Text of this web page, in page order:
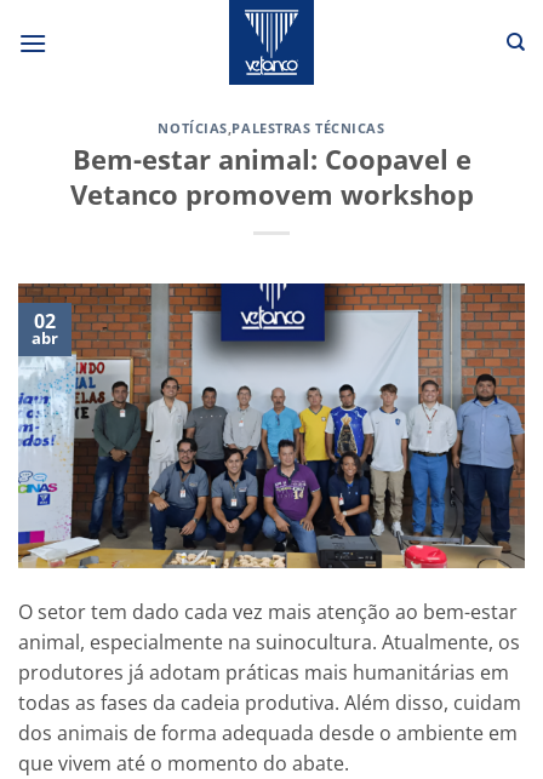
NOTÍCIAS,PALESTRAS TÉCNICAS
Bem-estar animal: Coopavel e
Vetanco promovem workshop
02
abr
O setor tem dado cada vez mais atenção ao bem-estar
animal, especialmente na suinocultura. Atualmente, os
produtores já adotam práticas mais humanitárias em
todas as fases da cadeia produtiva. Além disso, cuidam
dos animais de forma adequada desde o ambiente em
que vivem até o momento do abate.